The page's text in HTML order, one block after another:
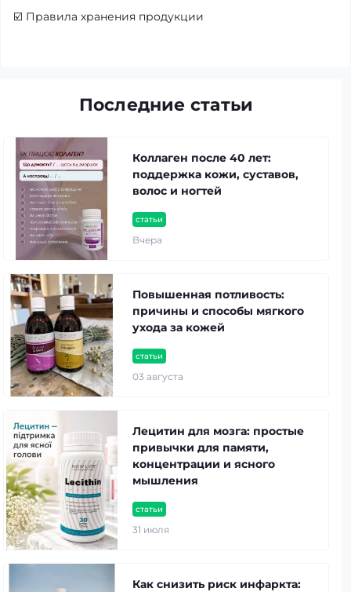
☑️ Правила хранения продукции
Последние статьи
статьи
Вчера
Коллаген после 40 лет:
поддержка кожи, суставов,
волос и ногтей
статьи
03 августа
Повышенная потливость:
причины и способы мягкого
ухода за кожей
статьи
31 июля
Лецитин для мозга: простые
привычки для памяти,
концентрации и ясного
мышления
Как снизить риск инфаркта: